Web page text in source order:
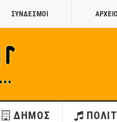
ΣΥΝΔΕΣΜΟΙ ΑΡΧΕΙΟ
ΔΗΜΟΣ